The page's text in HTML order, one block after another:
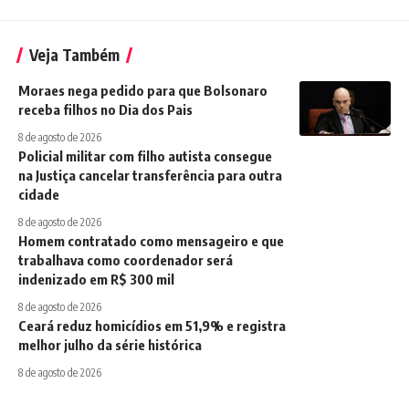
Veja Também
Moraes nega pedido para que Bolsonaro
receba filhos no Dia dos Pais
8 de agosto de 2026
Policial militar com filho autista consegue
na Justiça cancelar transferência para outra
cidade
8 de agosto de 2026
Homem contratado como mensageiro e que
trabalhava como coordenador será
indenizado em R$ 300 mil
8 de agosto de 2026
Ceará reduz homicídios em 51,9% e registra
melhor julho da série histórica
8 de agosto de 2026